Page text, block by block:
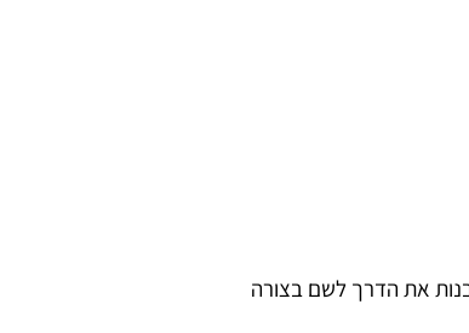
את הדרך לשם בצורה